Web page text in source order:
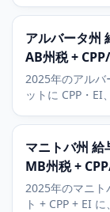
アルバータ州
AB州税 + CPP/
2025年のアルバ
ットに CPP・EI
マニトバ州 給
MB州税 +
2025年のマニト
ト + CPP + EI